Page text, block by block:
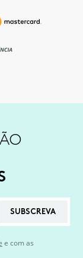
SUBSCREVA
e com as